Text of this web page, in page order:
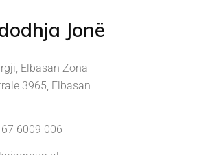
Jonë
Elbasan Zona
3965, Elbasan
6009 006